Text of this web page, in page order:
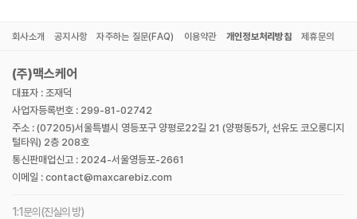
회사소개 공지사항 자주하는 질문(FAQ) 이용약관 개인정보처리방침 제휴문의
(주)맥스케어
대표자 : 조재덕
사업자등록번호 : 299-81-02742
주소 : (07205)서울특별시 영등포구 양평로22길 21 (양평동5가, 선유도 코오롱디지
털타워) 2층 208호
통신판매업신고 : 2024-서울영등포-2661
이메일 : contact@maxcarebiz.com
1:1문의(진실의 방)